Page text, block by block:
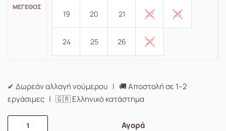
ΜΈΓΕΘΟΣ
19 20 21 22 23
24 25 26 27
✔ Δωρεάν αλλαγή νούμερου | 🚚 Αποστολή σε 1–2
εργάσιμες | 🇬🇷 Ελληνικό κατάστημα
Αγορά